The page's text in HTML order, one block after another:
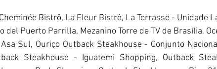
Bistrô, La Fleur Bistrô, La Terrasse - Unidade
del Puerto Parrilla, Mezanino Torre de TV de Brasília.
Sul, Ouriço Outback Steakhouse - Conjunto
Steakhouse - Iguatemi Shopping, Outback